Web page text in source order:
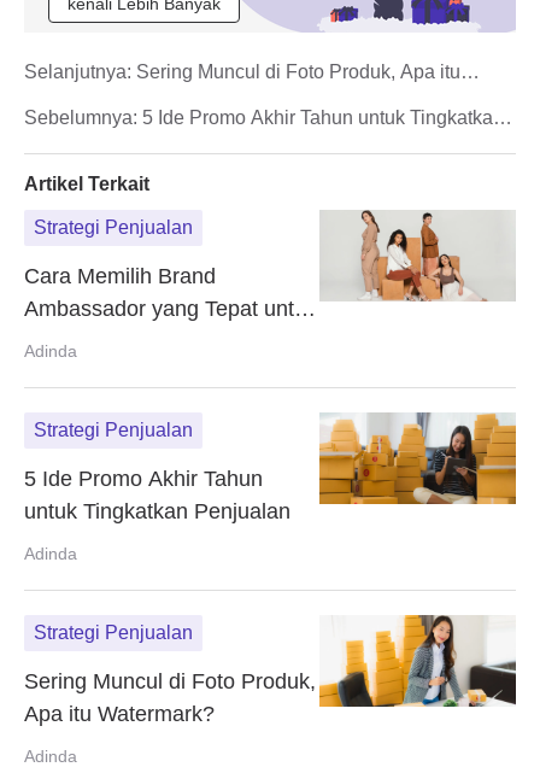
Sebelumnya: 5 Ide Promo Akhir Tahun untuk Tingkatkan
Selanjutnya: Sering Muncul di Foto Produk, Apa itu
Artikel Terkait
Strategi Penjualan
Cara Memilih Brand
Ambassador yang Tepat untuk
UMKM
Adinda
Strategi Penjualan
5 Ide Promo Akhir Tahun
untuk Tingkatkan Penjualan
Adinda
Strategi Penjualan
Sering Muncul di Foto Produk,
Apa itu Watermark?
Adinda